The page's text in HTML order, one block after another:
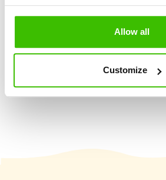
Allow all
Customize
2 képzett edző